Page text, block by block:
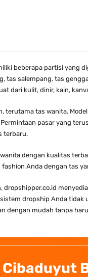
beberapa partisi yang
tas salempang, tas
dari kulit, dinir, kain,
tas wanita.
pasar yang
terbaru.
dengan kualitas
Anda dengan tas
dropship Anda
dengan mudah tanpa